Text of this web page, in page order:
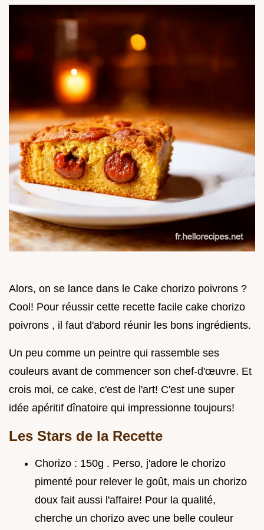
Alors, on se lance dans le Cake chorizo poivrons ?
Cool! Pour réussir cette recette facile cake chorizo
poivrons , il faut d'abord réunir les bons ingrédients.
Un peu comme un peintre qui rassemble ses
couleurs avant de commencer son chef-d'œuvre. Et
crois moi, ce cake, c'est de l'art! C'est une super
idée apéritif dînatoire qui impressionne toujours!
Les Stars de la Recette
Chorizo : 150g . Perso, j'adore le chorizo
pimenté pour relever le goût, mais un chorizo
doux fait aussi l'affaire! Pour la qualité,
cherche un chorizo avec une belle couleur